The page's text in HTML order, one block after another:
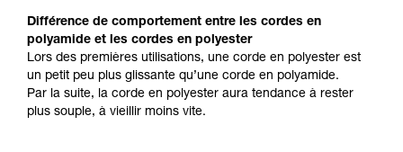
Différence de comportement entre les cordes en
polyamide et les cordes en polyester
Lors des premières utilisations, une corde en polyester est
un petit peu plus glissante qu’une corde en polyamide.
Par la suite, la corde en polyester aura tendance à rester
plus souple, à vieillir moins vite.